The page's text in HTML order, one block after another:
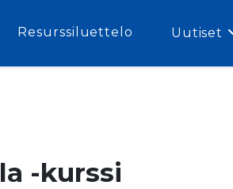
Resurssiluettelo Uutiset
-kurssi